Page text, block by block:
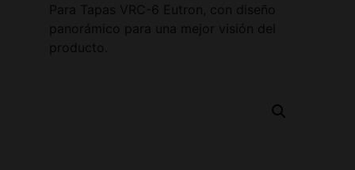
Para Tapas VRC-6 Eutron, con diseño
panorámico para una mejor visión del
producto.